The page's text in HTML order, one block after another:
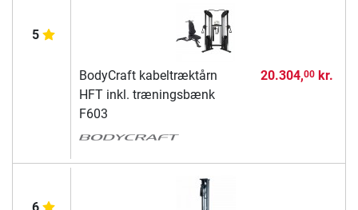
5
BodyCraft kabeltræktårn
HFT inkl. træningsbænk
F603
20.304,00kr.